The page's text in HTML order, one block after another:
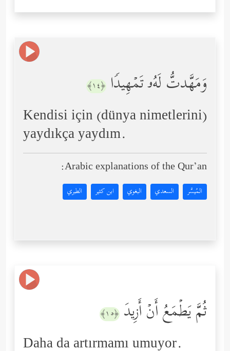
وَمَهَّدتُّ لَهُۥ تَمۡهِیدࣰا ﴿١٤﴾
Kendisi için (dünya nimetlerini)
yaydıkça yaydım.
Arabic explanations of the Qur’an:
المُيسَّر السعدي البغوي ابن كثير الطبري
ثُمَّ یَطۡمَعُ أَنۡ أَزِیدَ ﴿١٥﴾
Daha da artırmamı umuyor.